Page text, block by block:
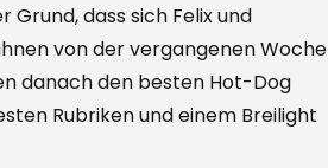
dass sich Felix und
von der vergangenen Woche
danach den besten Hot-Dog
Rubriken und einem Breilight